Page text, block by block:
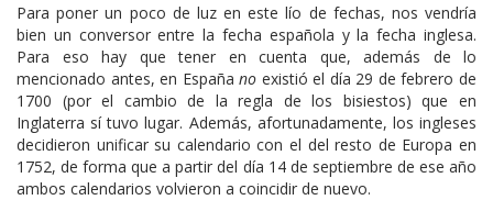
Para poner un poco de luz en este lío de fechas, nos vendría
bien un conversor entre la fecha española y la fecha inglesa.
Para eso hay que tener en cuenta que, además de lo
mencionado antes, en Españano existió el día 29 de febrero de
1700 (por el cambio de la regla de los bisiestos) que en
Inglaterra sí tuvo lugar. Además, afortunadamente, los ingleses
decidieron unificar su calendario con el del resto de Europa en
1752, de forma que a partir del día 14 de septiembre de ese año
ambos calendarios volvieron a coincidir de nuevo.